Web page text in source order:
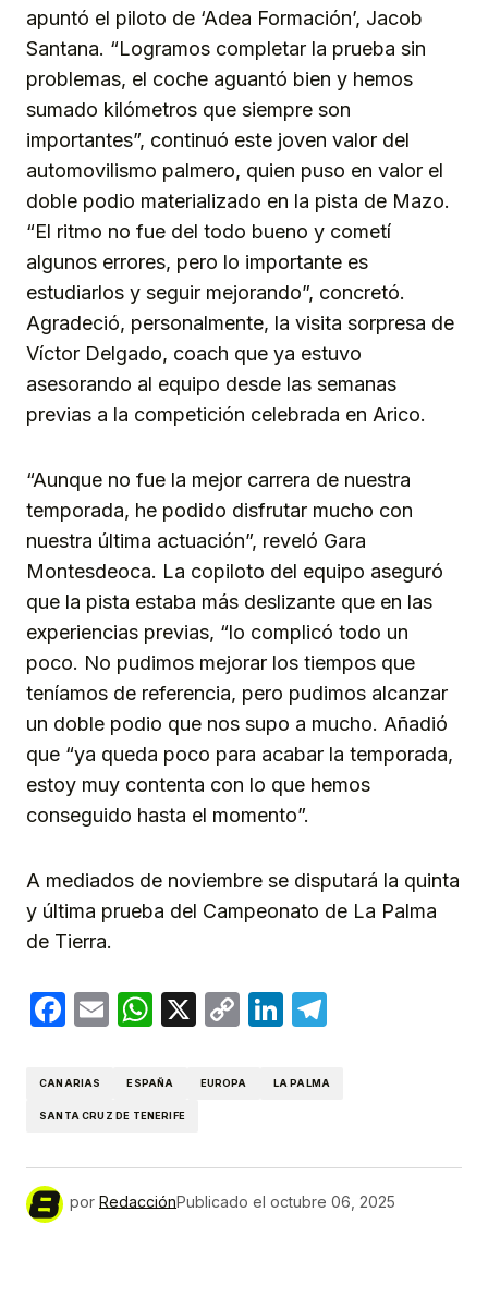
apuntó el piloto de ‘Adea Formación’, Jacob
Santana. “Logramos completar la prueba sin
problemas, el coche aguantó bien y hemos
sumado kilómetros que siempre son
importantes”, continuó este joven valor del
automovilismo palmero, quien puso en valor el
doble podio materializado en la pista de Mazo.
“El ritmo no fue del todo bueno y cometí
algunos errores, pero lo importante es
estudiarlos y seguir mejorando”, concretó.
Agradeció, personalmente, la visita sorpresa de
Víctor Delgado, coach que ya estuvo
asesorando al equipo desde las semanas
previas a la competición celebrada en Arico.
“Aunque no fue la mejor carrera de nuestra
temporada, he podido disfrutar mucho con
nuestra última actuación”, reveló Gara
Montesdeoca. La copiloto del equipo aseguró
que la pista estaba más deslizante que en las
experiencias previas, “lo complicó todo un
poco. No pudimos mejorar los tiempos que
teníamos de referencia, pero pudimos alcanzar
un doble podio que nos supo a mucho. Añadió
que “ya queda poco para acabar la temporada,
estoy muy contenta con lo que hemos
conseguido hasta el momento”.
A mediados de noviembre se disputará la quinta
y última prueba del Campeonato de La Palma
de Tierra.
Facebook
EmailWhatsApp
X
CopyLinkedIn
CANARIAS ESPAÑA EUROPA LA PALMA
SANTA CRUZ DE TENERIFE
por RedacciónPublicado el octubre 06, 2025